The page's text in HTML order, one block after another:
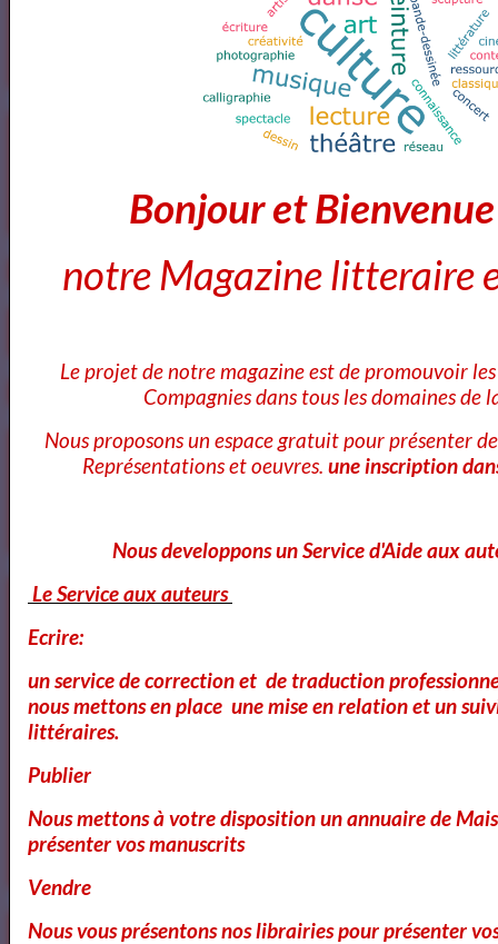
Le Cid - Pierre Corneille ( AudioBook FR )
les video du jour 3
Bibliothéque Audio des livres de Théâtre 11
Notre Bibliothéque Théâtrale
Vidéos
Bibliothéque des Pièces de Théâtre
Bonjour et
notre Magazine litteraire
Le projet de notre magazine est de promouvoir
Compagnies dans tous les domaines de
Nous proposons un espace gratuit pour présenter
Représentations et oeuvres. une inscription
Nous developpons un Service d'Aide aux
Le Service aux auteurs
Ecrire:
un service de correction et de traduction
nous mettons en place une mise en relation et un
littéraires.
Publier
Nous mettons à votre disposition un annuaire de
présenter vos manuscrits
Vendre
Nous vous présentons nos librairies pour présenter